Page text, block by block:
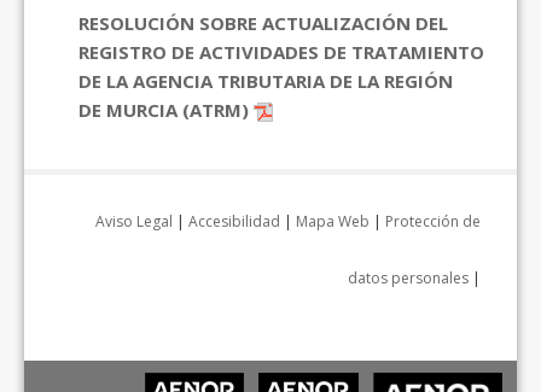
RESOLUCIÓN SOBRE ACTUALIZACIÓN DEL
REGISTRO DE ACTIVIDADES DE TRATAMIENTO
DE LA AGENCIA TRIBUTARIA DE LA REGIÓN
DE MURCIA (ATRM)
Aviso Legal | Accesibilidad | Mapa Web | Protección de
datos personales |